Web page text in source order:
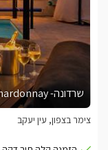
שרדונה- Chardonnay
צימר בצפון, עין יעקב